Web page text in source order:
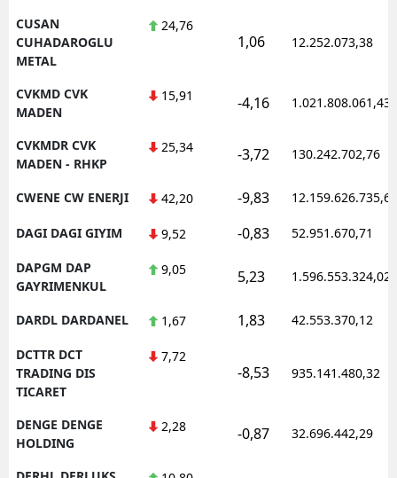
CUSAN
CUHADAROGLU
METAL
24,76
1,06 12.252.073,38
CVKMD CVK
MADEN
15,91 -4,16 1.021.808.061,43
CVKMDR CVK
MADEN - RHKP
25,34 -3,72 130.242.702,76
CWENE CW ENERJI 42,20 -9,83 12.159.626.735,62
DAGI DAGI GIYIM 9,52 -0,83 52.951.670,71
DAPGM DAP
GAYRIMENKUL
9,05 5,23 1.596.553.324,02
DARDL DARDANEL 1,67 1,83 42.553.370,12
DCTTR DCT
TRADING DIS
TICARET
7,72
-8,53 935.141.480,32
DENGE DENGE
HOLDING
2,28 -0,87 32.696.442,29